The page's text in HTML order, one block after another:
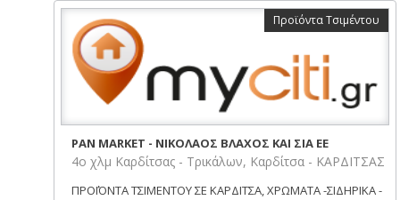
Προϊόντα Τσιμέντου
PAN MARKET - ΝΙΚΟΛΑΟΣ ΒΛΑΧΟΣ ΚΑΙ ΣΙΑ ΕΕ
4ο χλμ Καρδίτσας - Τρικάλων, Καρδίτσα - ΚΑΡΔΙΤΣΑΣ
ΠΡΟΪΌΝΤΑ ΤΣΙΜΕΝΤΟΥ ΣΕ ΚΑΡΔΙΤΣΑ, ΧΡΩΜΑΤΑ -ΣΙΔΗΡΙΚΑ -